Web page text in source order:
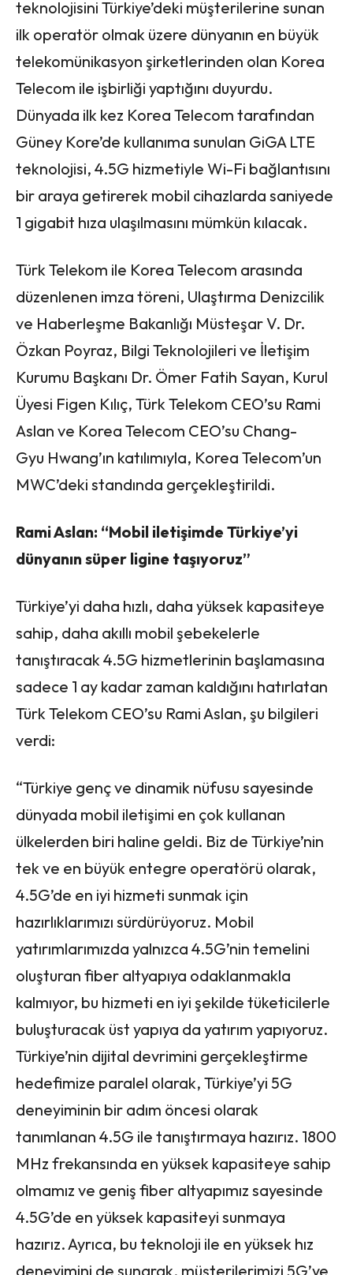
teknolojisini Türkiye’deki müşterilerine sunan
ilk operatör olmak üzere dünyanın en büyük
telekomünikasyon şirketlerinden olan Korea
Telecom ile işbirliği yaptığını duyurdu.
Dünyada ilk kez Korea Telecom tarafından
Güney Kore’de kullanıma sunulan GiGA LTE
teknolojisi, 4.5G hizmetiyle Wi-Fi bağlantısını
bir araya getirerek mobil cihazlarda saniyede
1 gigabit hıza ulaşılmasını mümkün kılacak.
Türk Telekom ile Korea Telecom arasında
düzenlenen imza töreni, Ulaştırma Denizcilik
ve Haberleşme Bakanlığı Müsteşar V. Dr.
Özkan Poyraz, Bilgi Teknolojileri ve İletişim
Kurumu Başkanı Dr. Ömer Fatih Sayan, Kurul
Üyesi Figen Kılıç, Türk Telekom CEO’su Rami
Aslan ve Korea Telecom CEO’su Chang-
Gyu Hwang’ın katılımıyla, Korea Telecom’un
MWC’deki standında gerçekleştirildi.
Rami Aslan: “Mobil iletişimde Türkiye’yi
dünyanın süper ligine taşıyoruz”
Türkiye’yi daha hızlı, daha yüksek kapasiteye
sahip, daha akıllı mobil şebekelerle
tanıştıracak 4.5G hizmetlerinin başlamasına
sadece 1 ay kadar zaman kaldığını hatırlatan
Türk Telekom CEO’su Rami Aslan, şu bilgileri
verdi:
“Türkiye genç ve dinamik nüfusu sayesinde
dünyada mobil iletişimi en çok kullanan
ülkelerden biri haline geldi. Biz de Türkiye’nin
tek ve en büyük entegre operatörü olarak,
4.5G’de en iyi hizmeti sunmak için
hazırlıklarımızı sürdürüyoruz. Mobil
yatırımlarımızda yalnızca 4.5G’nin temelini
oluşturan fiber altyapıya odaklanmakla
kalmıyor, bu hizmeti en iyi şekilde tüketicilerle
buluşturacak üst yapıya da yatırım yapıyoruz.
Türkiye’nin dijital devrimini gerçekleştirme
hedefimize paralel olarak, Türkiye’yi 5G
deneyiminin bir adım öncesi olarak
tanımlanan 4.5G ile tanıştırmaya hazırız. 1800
MHz frekansında en yüksek kapasiteye sahip
olmamız ve geniş fiber altyapımız sayesinde
4.5G’de en yüksek kapasiteyi sunmaya
hazırız. Ayrıca, bu teknoloji ile en yüksek hız
deneyimini de sunarak, müşterilerimizi 5G’ye